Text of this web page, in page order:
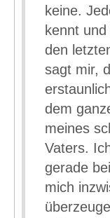
keine.
kennt
den
sagt mir,
dem
meines
Vaters.
gerade
mich